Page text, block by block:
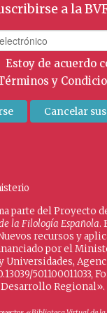
a la
Estoy de acuerdo
y
parte del Proyecto
la Filología Española.
recursos y
por el
Universidades,
501100011033,
Desarrollo Regional».